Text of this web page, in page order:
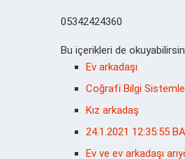
05342424360
Bu içerikleri de
Ev arkadaşı
Coğrafi Bilgi
Kız arkadaş
24.1.2021 12:35:55
Ev ve ev arkadaşı